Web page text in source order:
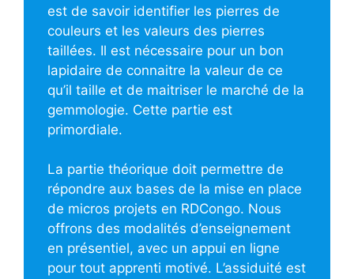
est de savoir identifier les pierres de
couleurs et les valeurs des pierres
taillées. Il est nécessaire pour un bon
lapidaire de connaitre la valeur de ce
qu’il taille et de maitriser le marché de la
gemmologie. Cette partie est
primordiale.​
La partie théorique doit permettre de
répondre aux bases de la mise en place
de micros projets en RDCongo. Nous
offrons des modalités d’enseignement
en présentiel, avec un appui en ligne
pour tout apprenti motivé. L’assiduité est